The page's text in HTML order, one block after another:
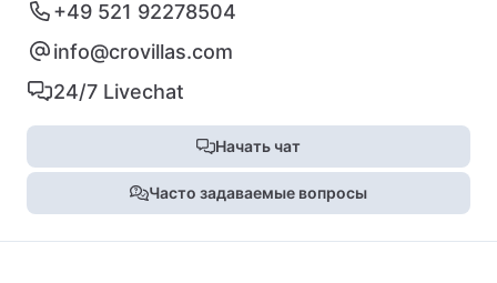
+49 521 92278504
info@crovillas.com
24/7 Livechat
Начать чат
Часто задаваемые вопросы